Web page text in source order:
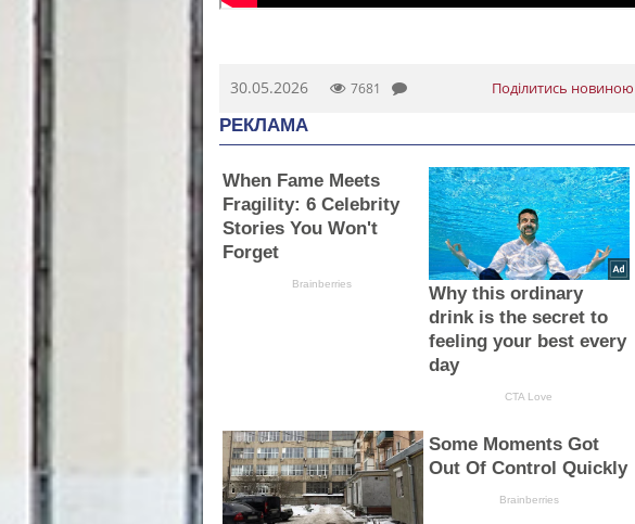
30.05.2026 7681 Поділитись новиною
РЕКЛАМА
When Fame Meets
Fragility: 6 Celebrity
Stories You Won't
Forget
Brainberries
Why this ordinary
drink is the secret to
feeling your best every
day
CTA Love
Some Moments Got
Out Of Control Quickly
Brainberries